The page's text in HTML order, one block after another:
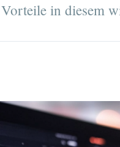
in diesem